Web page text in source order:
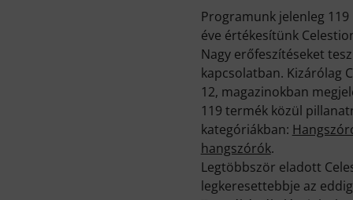
Programunk jelenleg
éve értékesítünk
Nagy erőfeszítéseket
kapcsolatban. Kizárólag
12, magazinokban
119 termék közül
kategóriákban:
hangszórók.
Legtöbbször eladott
legkeresettebbje az